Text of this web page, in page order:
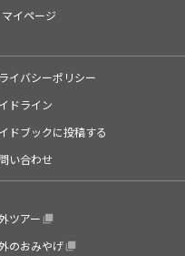
マイページ
イバシーポリシー
ドライン
ドブックに投稿する
い合わせ
ツアー
のおみやげ